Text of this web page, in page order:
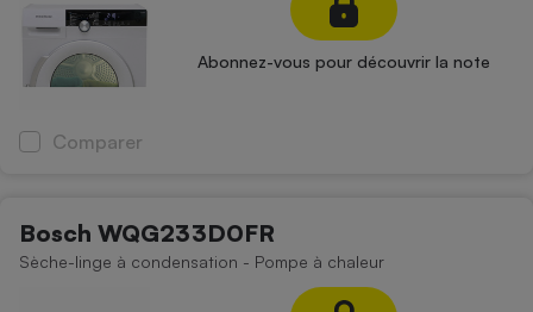
Abonnez-vous pour découvrir la note
Comparer
Bosch WQG233D0FR
Sèche-linge à condensation - Pompe à chaleur